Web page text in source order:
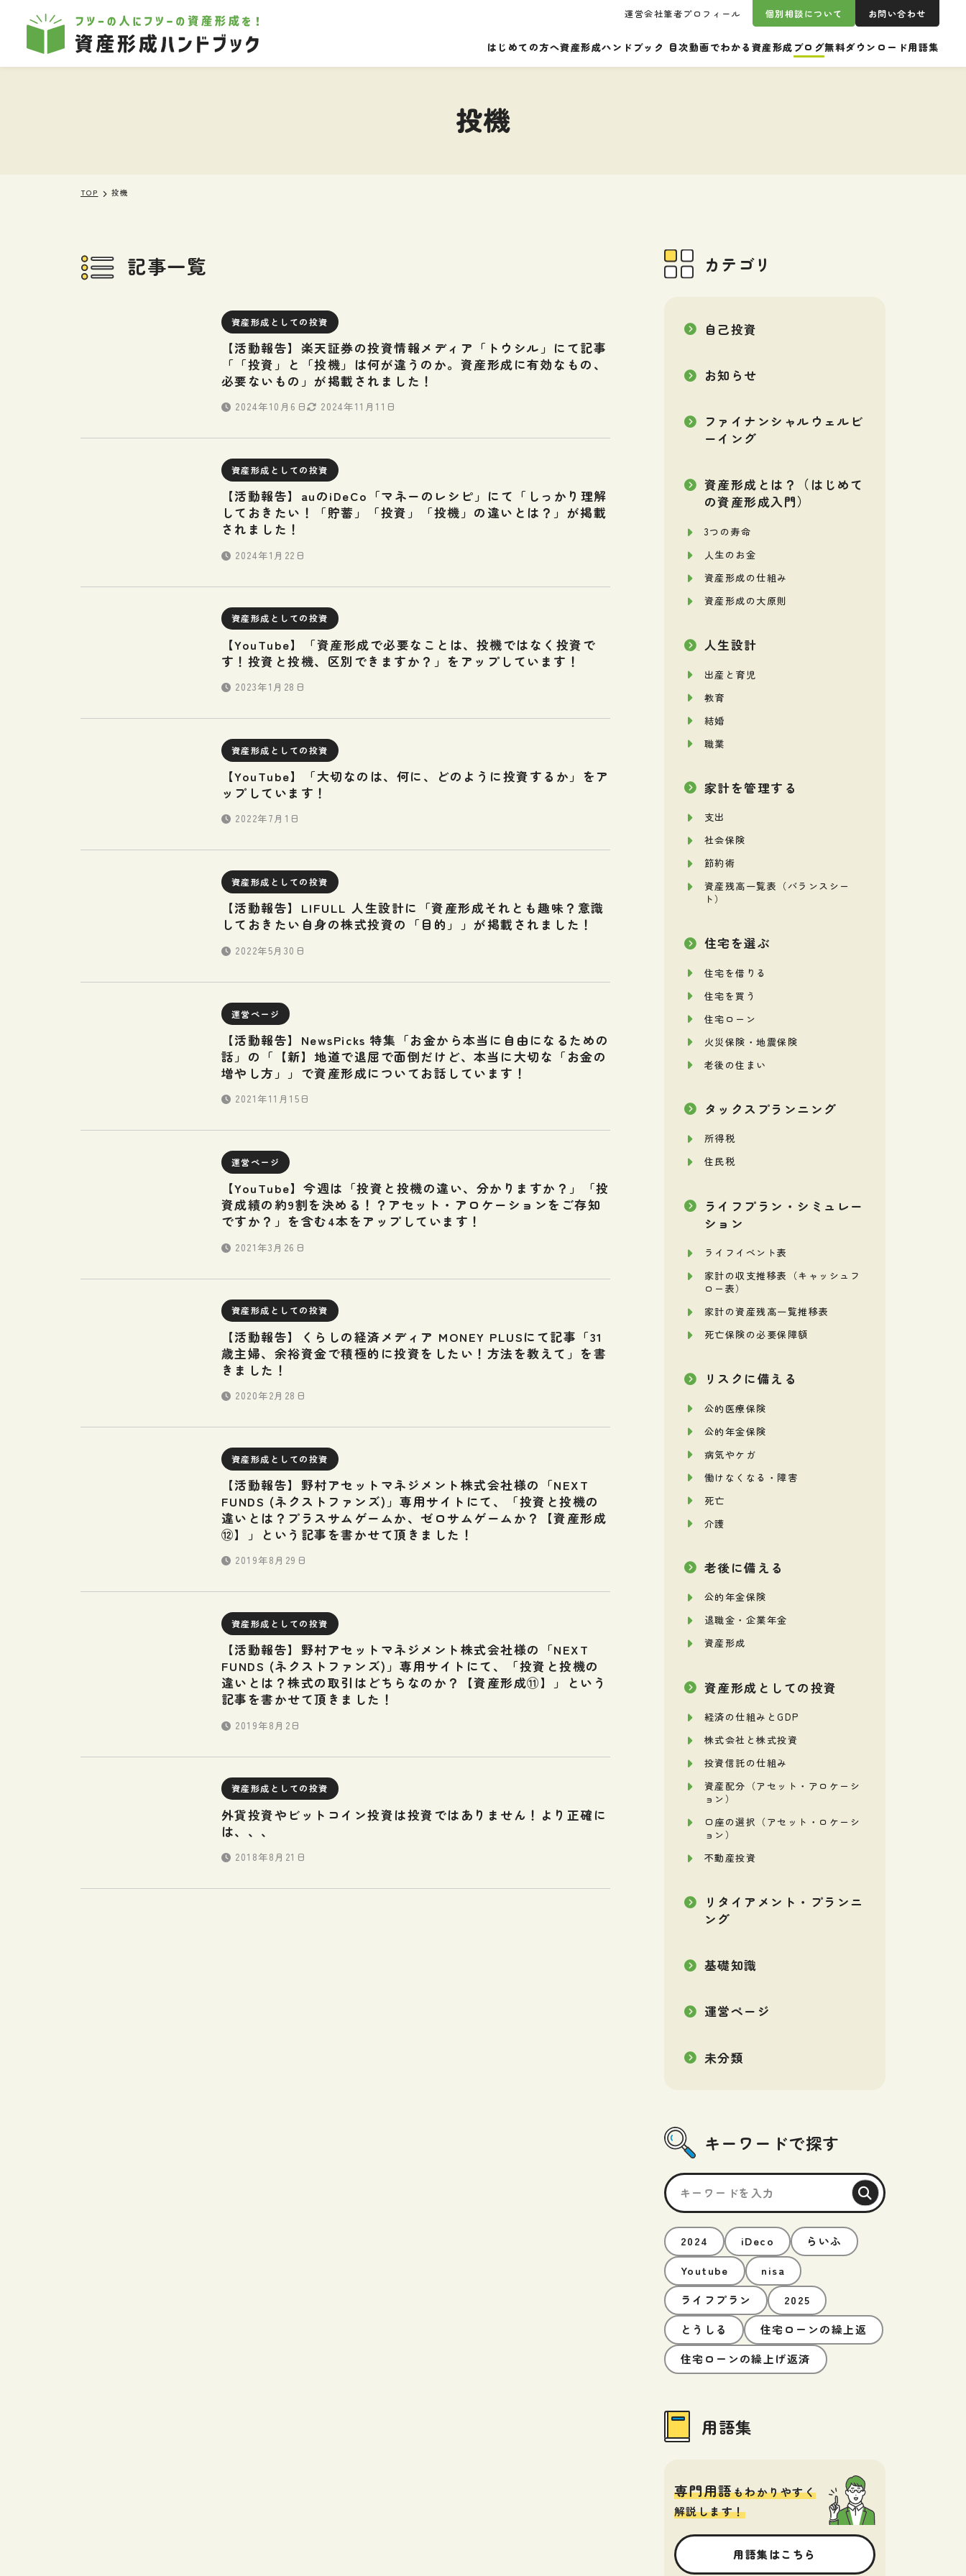
はじめての方へ資産形成ハンドブック 目次動画でわかる資産形成 ブログ無料ダウンロード用語集
運営会社筆者プロフィール 個別相談について お問い合わせ
投機
TOP 投機
記事一覧
資産形成としての投資
【活動報告】楽天証券の投資情報メディア「トウシル」にて記事
「「投資」と「投機」は何が違うのか。資産形成に有効なもの、
必要ないもの」が掲載されました！
2024年10月6日 2024年11月11日
資産形成としての投資
【活動報告】auのiDeCo「マネーのレシピ」にて「しっかり理解
しておきたい！「貯蓄」「投資」「投機」の違いとは？」が掲載
されました！
2024年1月22日
資産形成としての投資
【YouTube】「資産形成で必要なことは、投機ではなく投資で
す！投資と投機、区別できますか？」をアップしています！
2023年1月28日
資産形成としての投資
【YouTube】「大切なのは、何に、どのように投資するか」をア
ップしています！
2022年7月1日
資産形成としての投資
【活動報告】LIFULL 人生設計に「資産形成それとも趣味？意識
しておきたい自身の株式投資の「目的」」が掲載されました！
2022年5月30日
運営ページ
【活動報告】NewsPicks 特集「お金から本当に自由になるための
話」の「【新】地道で退屈で面倒だけど、本当に大切な「お金の
増やし方」」で資産形成についてお話しています！
2021年11月15日
運営ページ
【YouTube】今週は「投資と投機の違い、分かりますか？」「投
資成績の約9割を決める！？アセット・アロケーションをご存知
ですか？」を含む4本をアップしています！
2021年3月26日
資産形成としての投資
【活動報告】くらしの経済メディア MONEY PLUSにて記事「31
歳主婦、余裕資金で積極的に投資をしたい！方法を教えて」を書
きました！
2020年2月28日
資産形成としての投資
【活動報告】野村アセットマネジメント株式会社様の「NEXT
FUNDS (ネクストファンズ)」専用サイトにて、「投資と投機の
違いとは？プラスサムゲームか、ゼロサムゲームか？【資産形成
⑫】」という記事を書かせて頂きました！
2019年8月29日
資産形成としての投資
【活動報告】野村アセットマネジメント株式会社様の「NEXT
FUNDS (ネクストファンズ)」専用サイトにて、「投資と投機の
違いとは？株式の取引はどちらなのか？【資産形成⑪】」という
記事を書かせて頂きました！
2019年8月2日
資産形成としての投資
外貨投資やビットコイン投資は投資ではありません！より正確に
は、、、
2018年8月21日
カテゴリ
自己投資
お知らせ
ファイナンシャルウェルビ
ーイング
資産形成とは？（はじめて
の資産形成入門）
3つの寿命
人生のお金
資産形成の仕組み
資産形成の大原則
人生設計
出産と育児
教育
結婚
職業
家計を管理する
支出
社会保険
節約術
資産残高一覧表（バランスシー
ト）
住宅を選ぶ
住宅を借りる
住宅を買う
住宅ローン
火災保険・地震保険
老後の住まい
タックスプランニング
所得税
住民税
ライフプラン・シミュレー
ション
ライフイベント表
家計の収支推移表（キャッシュフ
ロー表）
家計の資産残高一覧推移表
死亡保険の必要保障額
リスクに備える
公的医療保険
公的年金保険
病気やケガ
働けなくなる・障害
死亡
介護
老後に備える
公的年金保険
退職金・企業年金
資産形成
資産形成としての投資
経済の仕組みとGDP
株式会社と株式投資
投資信託の仕組み
資産配分（アセット・アロケーシ
ョン）
口座の選択（アセット・ロケーシ
ョン）
不動産投資
リタイアメント・プランニ
ング
基礎知識
運営ページ
未分類
キーワードで探す
2024 iDeco
らいふ
Youtube
nisa
ライフプラン
2025
とうしる
住宅ローンの繰上返
住宅ローンの繰上げ返済
用語集
専門用語もわかりやすく
解説します！
用語集はこちら